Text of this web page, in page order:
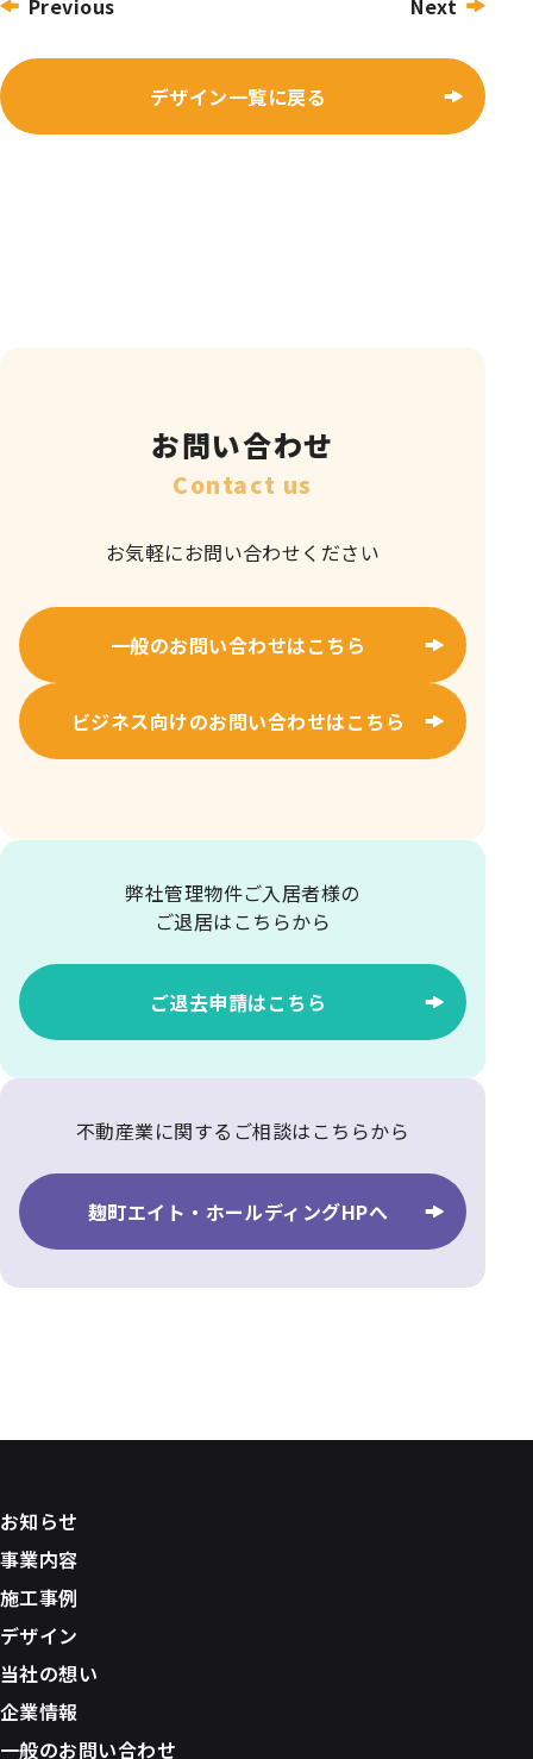
投
稿
ナ
ビ
Previous Next
デザイン一覧に戻る
お問い合わせ
Contact us
お気軽にお問い合わせください
一般のお問い合わせはこちら
ビジネス向けのお問い合わせはこちら
弊社管理物件ご入居者様の
ご退居はこちらから
ご退去申請はこちら
不動産業に関するご相談はこちらから
麹町エイト・ホールディングHPへ
お知らせ
事業内容
施工事例
デザイン
当社の想い
企業情報
一般のお問い合わせ